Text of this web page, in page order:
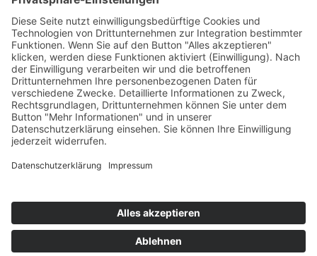
Podcasts, Themen und Informationen.
Entdecken Sie unser Forum für Medien, Bildung
und Demokratie - jederzeit und überall
verfügbar.
Mehr erfahren
COOKIE-EINSTELLUNGEN